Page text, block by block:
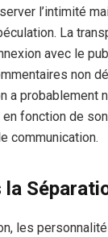
l’intimité
La
avec le
non
a probablement
fonction de
communication.
la
les